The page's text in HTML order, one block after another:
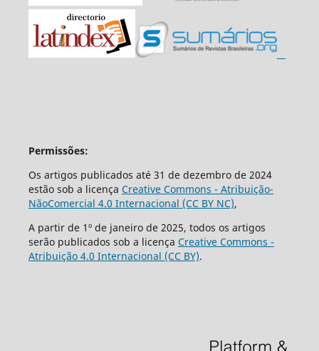
Permissões:
Os artigos publicados até 31 de dezembro de 2024
estão sob a licença Creative Commons - Atribuição-
NãoComercial 4.0 Internacional (CC BY NC),
A partir de 1º de janeiro de 2025, todos os artigos
serão publicados sob a licença Creative Commons -
Atribuição 4.0 Internacional (CC BY).